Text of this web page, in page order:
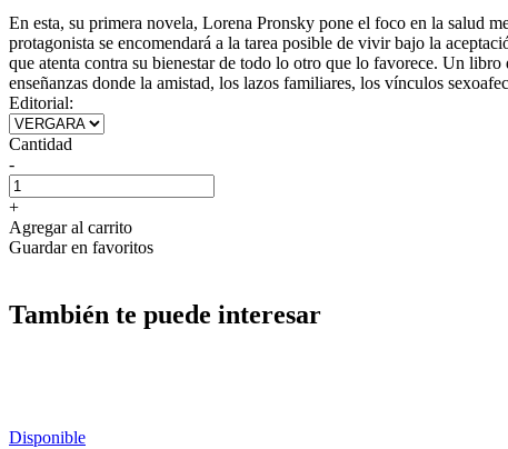
En esta, su primera novela, Lorena Pronsky pone el foco en la salud
protagonista se encomendará a la tarea posible de vivir bajo la
que atenta contra su bienestar de todo lo otro que lo favorece. Un
enseñanzas donde la amistad, los lazos familiares, los vínculos
Editorial:
Cantidad
-
+
Agregar al carrito
Guardar en favoritos
También te puede interesar
Disponible